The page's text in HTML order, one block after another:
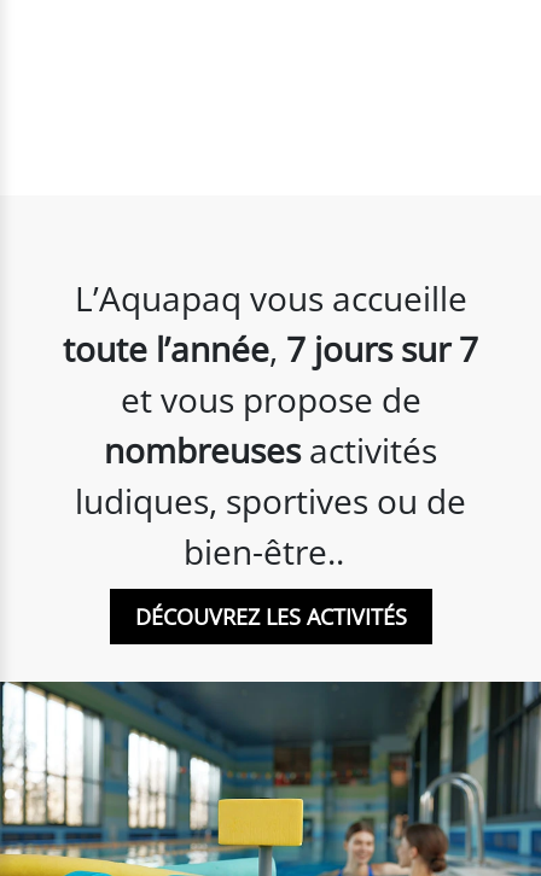
L’Aquapaq vous accueille
toute l’année, 7 jours sur 7
et vous propose de
nombreusesactivités
ludiques, sportives ou de
bien-être..
DÉCOUVREZ LES ACTIVITÉS